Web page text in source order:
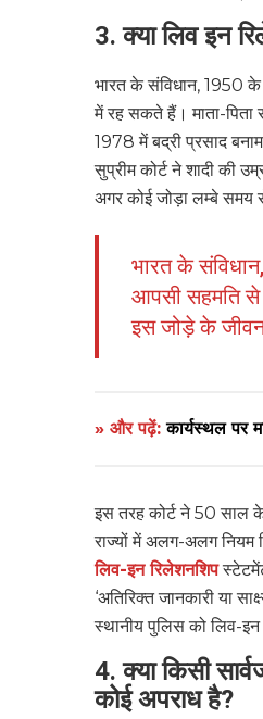
3. क्या लिव इन
भारत के संविधान, 1950
में रह सकते हैं। माता-
1978 में बद्री प्रसाद
सुप्रीम कोर्ट ने शादी की
अगर कोई जोड़ा लम्बे समय से
भारत के
आपसी सहमति से
इस जोड़े के
» और पढ़ें:कार्यस्थल पर
इस तरह कोर्ट ने 50 साल
राज्यों में अलग-अलग नियम
लिव-इन रिलेशनशिप
‘अतिरिक्त जानकारी या
स्थानीय पुलिस को लिव-
4. क्या किसी
कोई अपराध है?